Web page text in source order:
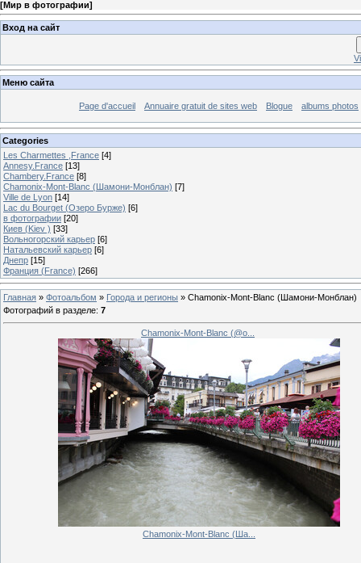
[Мир в фотографии]
Вход на сайт
Меню сайта
Page d'accueil Annuaire gratuit de sites web Blogue albums photos
Categories
Les Charmettes ,France [4]
Annesy.France [13]
Chambery.France [8]
Chamonix-Mont-Blanc (Шамони-Монблан) [7]
Ville de Lyon [14]
Lac du Bourget (Озеро Бурже) [6]
в фотографии [20]
Киев (Kiev ) [33]
Вольногорский карьер [6]
Натальевский карьер [6]
Днепр [15]
Франция (France) [266]
Главная » Фотоальбом » Города и регионы » Chamonix-Mont-Blanc (Шамони-Монблан)
Фотографий в разделе: 7
Chamonix-Mont-Blanc (@o...
Chamonix-Mont-Blanc (Ша...